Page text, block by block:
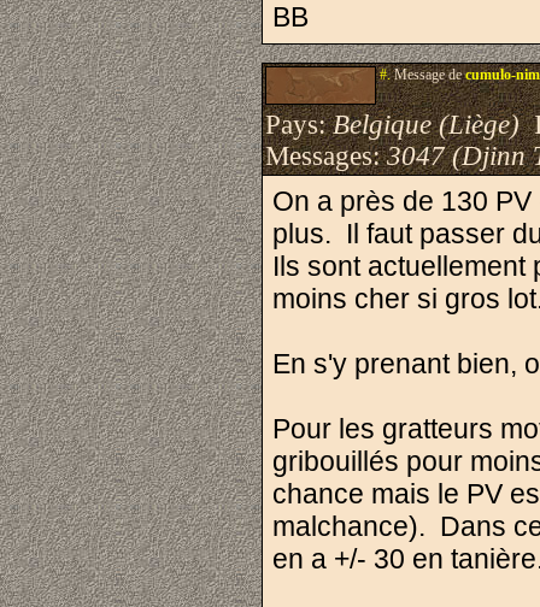
BB
#.Message decumulo-
Pays:Belgique (Liège)
Messages:3047 (Djinn
On a près de 130
plus. Il faut passer
Ils sont actuellement
moins cher si gros
En s'y prenant bien,
Pour les gratteurs
gribouillés pour
chance mais le PV
malchance). Dans
en a +/- 30 en